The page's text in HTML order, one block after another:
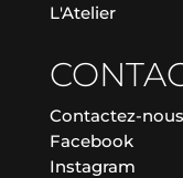
L'Atelier
Contactez-nous
Facebook
Instagram